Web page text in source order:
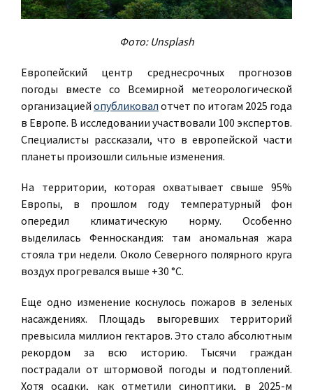
Фото: Unsplash
Европейский центр среднесрочных прогнозов
погоды вместе со Всемирной метеорологической
организацией опубликовал отчет по итогам 2025 года
в Европе. В исследовании участвовали 100 экспертов.
Специалисты рассказали, что в европейской части
планеты произошли сильные изменения.
На территории, которая охватывает свыше 95%
Европы, в прошлом году температурный фон
опередил климатическую норму. Особенно
выделилась Фенноскандия: там аномальная жара
стояла три недели. Около Северного полярного круга
воздух прогревался выше +30 °С.
Еще одно изменение коснулось пожаров в зеленых
насаждениях. Площадь выгоревших территорий
превысила миллион гектаров. Это стало абсолютным
рекордом за всю историю. Тысячи граждан
пострадали от штормовой погоды и подтоплений.
Хотя осадки, как отметили синоптики, в 2025-м